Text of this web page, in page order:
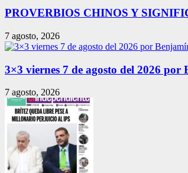
PROVERBIOS CHINOS Y
7 agosto, 2026
3×3 viernes 7 de agosto del 2026
7 agosto, 2026